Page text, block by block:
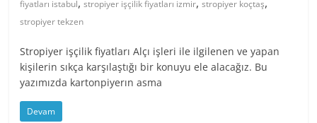
fiyatları istabul stropiyer işçilik fiyatları izmir stropiyer koçtaş
stropiyer tekzen
Stropiyer işçilik fiyatları Alçı işleri ile ilgilenen ve yapan
kişilerin sıkça karşılaştığı bir konuyu ele alacağız. Bu
yazımızda kartonpiyerın asma
Devam